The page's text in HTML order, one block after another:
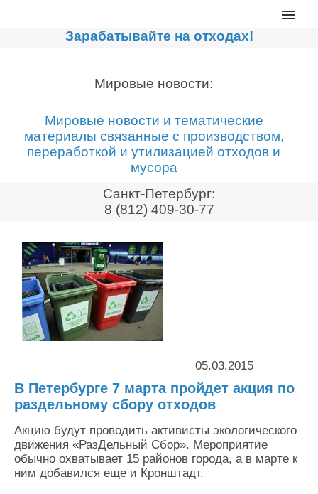
Главная
Сортировочные линии
Дробильное оборудование
Компакторы, контейнеры
Реализованные проекты
Видео
Новости компании
Мировые новости
О нас
Контакты
Зарабатывайте на отходах!
Мировые новости:
Мировые новости и тематические
материалы связанные с производством,
переработкой и утилизацией отходов и
мусора
Санкт-Петербург:
8 (812) 409-30-77
05.03.2015
В Петербурге 7 марта пройдет акция по
раздельному сбору отходов
Акцию будут проводить активисты экологического
движения «РазДельный Сбор». Мероприятие
обычно охватывает 15 районов города, а в марте к
ним добавился еще и Кронштадт.